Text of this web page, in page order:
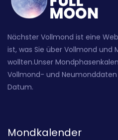
Nächster Vollmond ist eine
ist, was Sie über Vollmond und
wollten.Unser
Vollmond- und
Datum.
Mondkalender